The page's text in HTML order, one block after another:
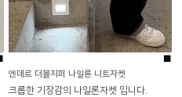
엔데르 더블지퍼 나일론 니트자켓
크롭한 기장감의 나일론자켓 입니다.